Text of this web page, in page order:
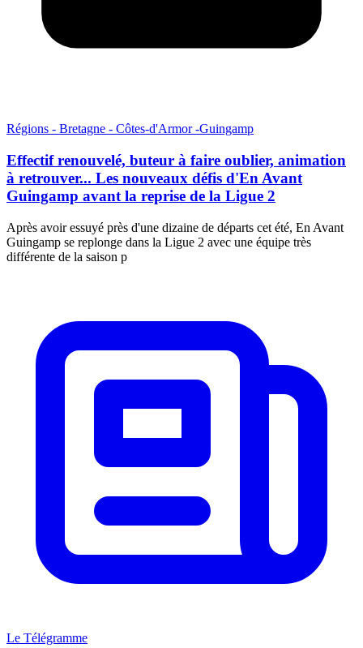
Régions - Bretagne - Côtes-d'Armor -Guingamp
Effectif renouvelé, buteur à faire oublier, animation
à retrouver... Les nouveaux défis d'En Avant
Guingamp avant la reprise de la Ligue 2
Après avoir essuyé près d'une dizaine de départs cet été, En Avant
Guingamp se replonge dans la Ligue 2 avec une équipe très
différente de la saison p
Le Télégramme